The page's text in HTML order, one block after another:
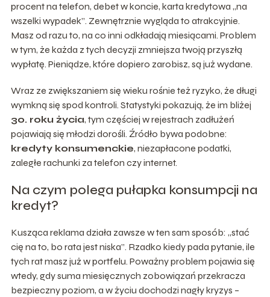
procent na telefon, debet w koncie, karta kredytowa „na
wszelki wypadek”. Zewnętrznie wygląda to atrakcyjnie.
Masz od razu to, na co inni odkładają miesiącami. Problem
w tym, że każda z tych decyzji zmniejsza twoją przyszłą
wypłatę. Pieniądze, które dopiero zarobisz, są już wydane.
Wraz ze zwiększaniem się wieku rośnie też ryzyko, że długi
wymkną się spod kontroli. Statystyki pokazują, że im bliżej
30. roku życia, tym częściej w rejestrach zadłużeń
pojawiają się młodzi dorośli. Źródło bywa podobne:
kredyty konsumenckie, niezapłacone podatki,
zaległe rachunki za telefon czy internet.
Na czym polega pułapka konsumpcji na
kredyt?
Kusząca reklama działa zawsze w ten sam sposób: „stać
cię na to, bo rata jest niska”. Rzadko kiedy pada pytanie, ile
tych rat masz już w portfelu. Poważny problem pojawia się
wtedy, gdy suma miesięcznych zobowiązań przekracza
bezpieczny poziom, a w życiu dochodzi nagły kryzys –